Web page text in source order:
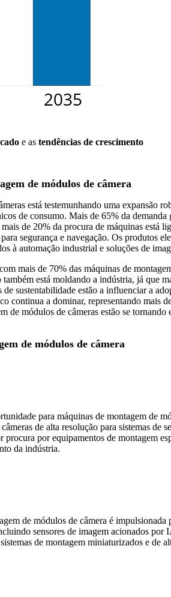
e as tendências de crescimento
de módulos de câmera
está testemunhando uma expansão
de consumo. Mais de 65% da
de 20% da procura de máquinas está
segurança e navegação. Os produtos
à automação industrial e soluções de
mais de 70% das máquinas de
está moldando a indústria, já que
sustentabilidade estão a influenciar a
continua a dominar, representando
de módulos de câmeras estão se
de módulos de câmera
para máquinas de montagem de
de alta resolução para sistemas
por equipamentos de montagem
da indústria.
de módulos de câmera é
sensores de imagem acionados
de montagem miniaturizados e